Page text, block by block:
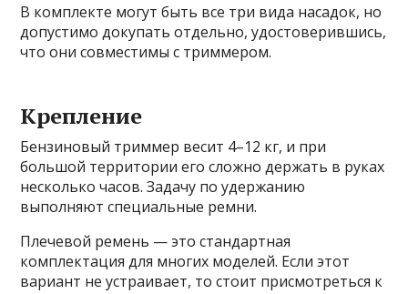
В комплекте могут быть все три вида насадок, но
допустимо докупать отдельно, удостоверившись,
что они совместимы с триммером.
Крепление
Бензиновый триммер весит 4–12 кг, и при
большой территории его сложно держать в руках
несколько часов. Задачу по удержанию
выполняют специальные ремни.
Плечевой ремень — это стандартная
комплектация для многих моделей. Если этот
вариант не устраивает, то стоит присмотреться к